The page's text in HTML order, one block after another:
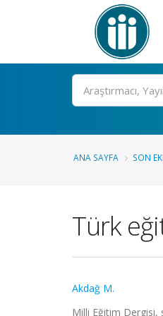
Ara
ANA SAYFA SON
Türk
Akdağ M.
Milli Eğitim Dergisi,